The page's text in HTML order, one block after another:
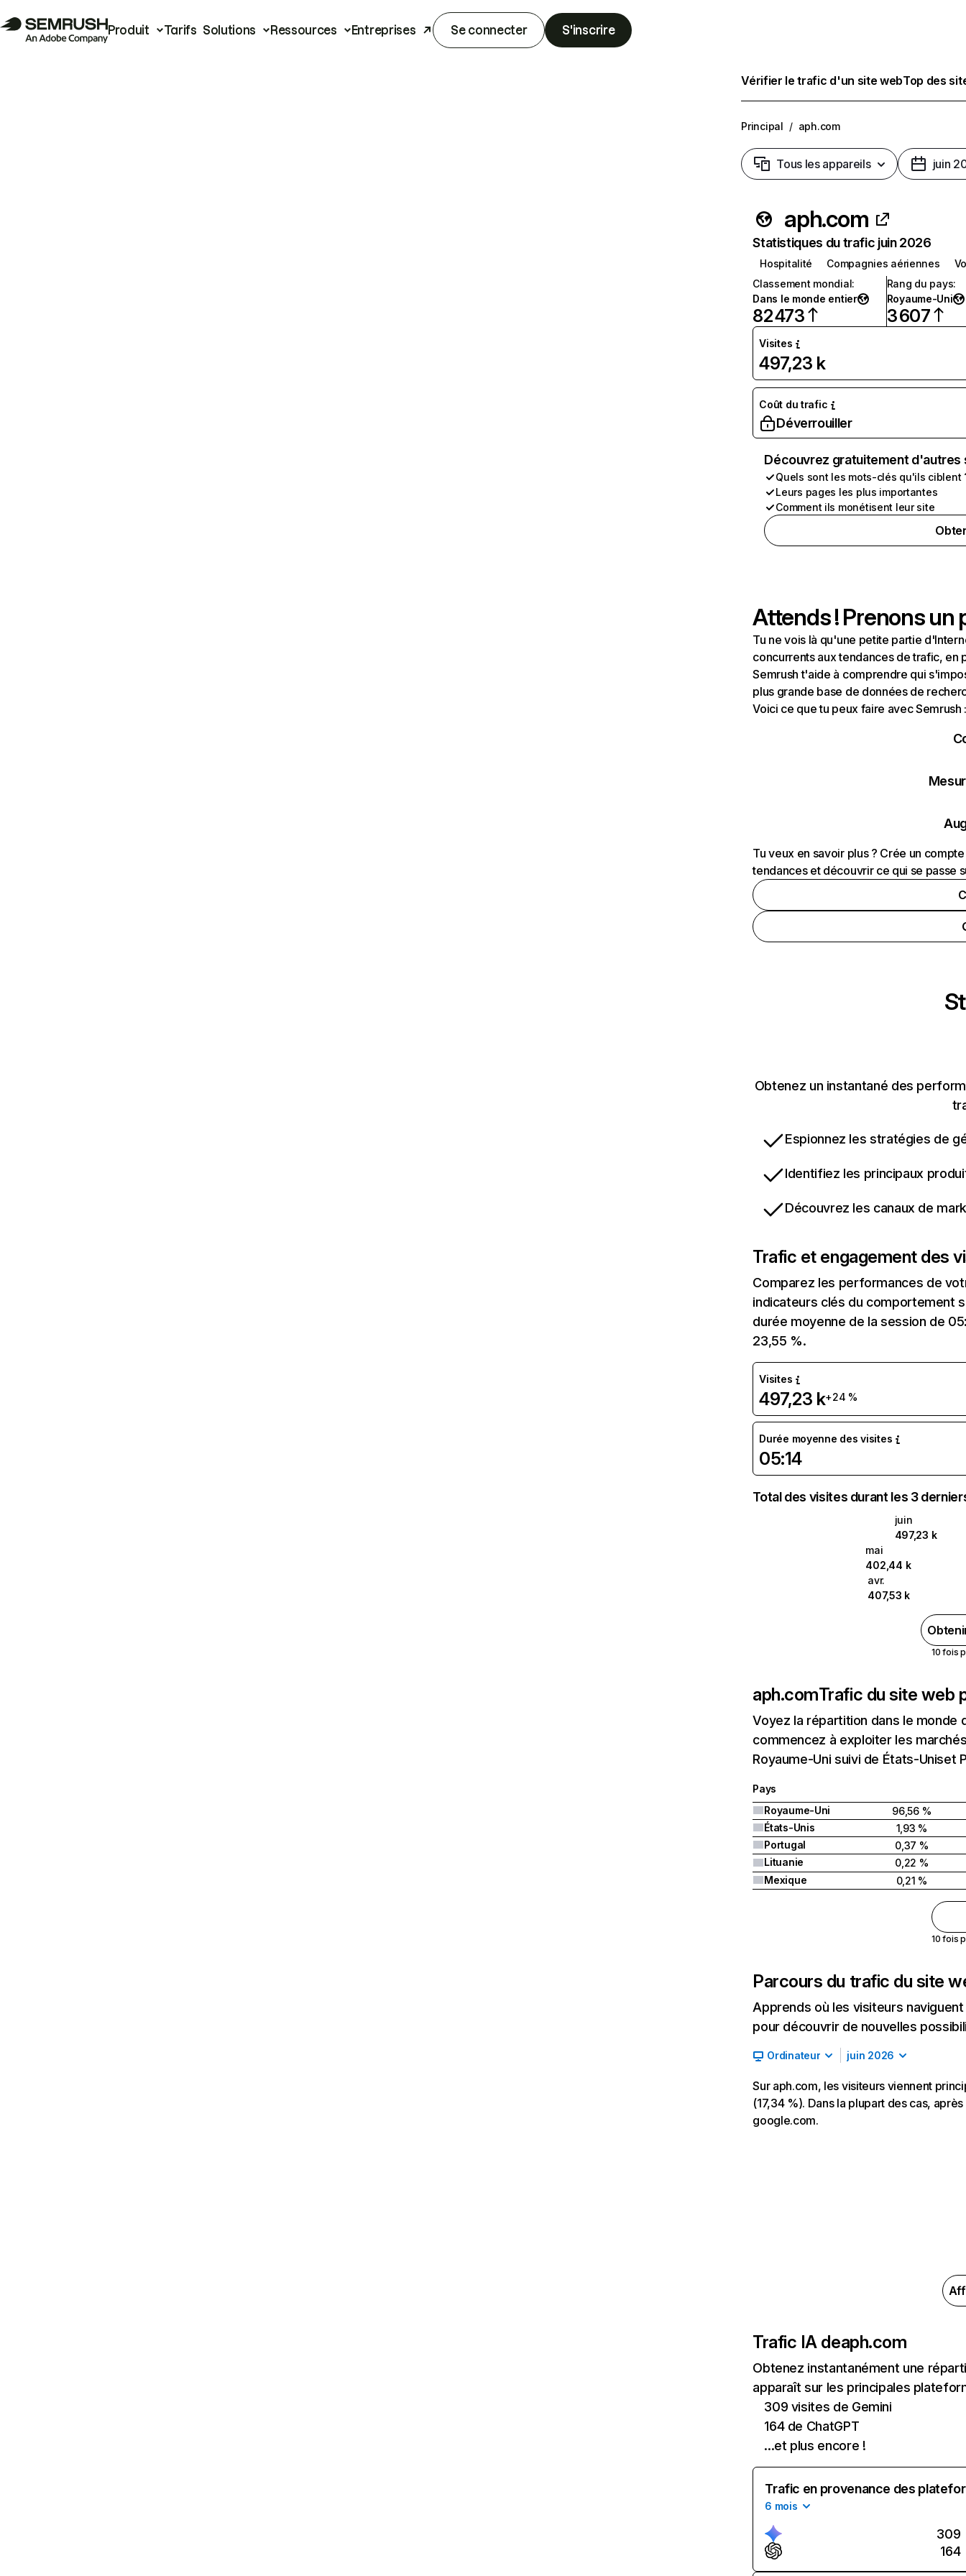
Produit Tarifs Solutions Ressources Entreprises Se connecter S'inscrire
Vérifier le trafic d'un site webTop des
Principal / aph.com
Tous les appareils juin
aph.com
Statistiques du trafic juin 2026
Hospitalité Compagnies aériennes
Classement mondial:
Dans le monde entier
82 473
Rang du pays:
Royaume-Uni
3 607
Visites
497,23 k
Coût du trafic
Déverrouiller
Découvrez gratuitement
Quels sont les mots-clés qu'ils ciblent
Leurs pages les plus importantes
Comment ils monétisent leur site
Attends ! Prenons un
Tu ne vois là qu'une petite partie
concurrents aux tendances de trafic, en
Semrush t'aide à comprendre qui
plus grande base de données de
Voici ce que tu peux faire avec Semrush
Tu veux en savoir plus ? Crée un
tendances et découvrir ce qui se passe
Obtenez un instantané des
Espionnez les stratégies de
Identifiez les principaux
Découvrez les canaux de
Trafic et engagement des
Comparez les performances de
indicateurs clés du comportement
durée moyenne de la session de
23,55 %.
Visites
497,23 k+24 %
Durée moyenne des visites
05:14
Total des visites durant les 3
juin
497,23 k
mai
402,44 k
avr.
407,53 k
10 fois
aph.comTrafic du site web
Voyez la répartition dans le
commencez à exploiter les
Royaume-Uni suivi de États-Uniset
Pays
Royaume-Uni
96,56 %
États-Unis
1,93 %
Portugal
0,37 %
Lituanie
0,22 %
Mexique
0,21 %
10 fois
Parcours du trafic du site
Apprends où les visiteurs
pour découvrir de nouvelles
Ordinateur juin 2026
Sur aph.com, les visiteurs viennent
(17,34 %). Dans la plupart des cas,
google.com.
Trafic IA deaph.com
Obtenez instantanément une
apparaît sur les principales
309 visites de Gemini
164 de ChatGPT
...et plus encore !
Trafic en provenance des
6 mois
309
164